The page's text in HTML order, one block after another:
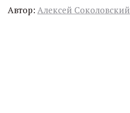
Автор: Алексей Соколовский